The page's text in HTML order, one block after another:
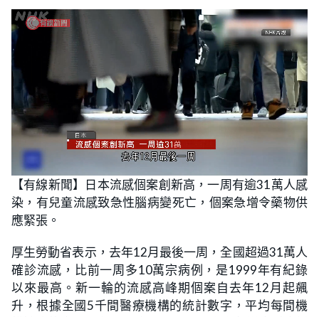
n
m
t
e
o
a
d
e
d
7
%
【有線新聞】日本流感個案創新高，一周有逾31萬人感
染，有兒童流感致急性腦病變死亡，個案急增令藥物供
應緊張。
厚生勞動省表示，去年12月最後一周，全國超過31萬人
確診流感，比前一周多10萬宗病例，是1999年有紀錄
以來最高。新一輪的流感高峰期個案自去年12月起飆
升，根據全國5千間醫療機構的統計數字，平均每間機